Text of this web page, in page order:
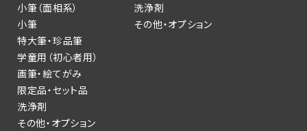
小筆（面相系）
小筆
特大筆・珍品筆
学童用（初心者用）
画筆・絵てがみ
限定品・セット品
洗浄剤
その他・オプション
洗浄剤
その他・オプション